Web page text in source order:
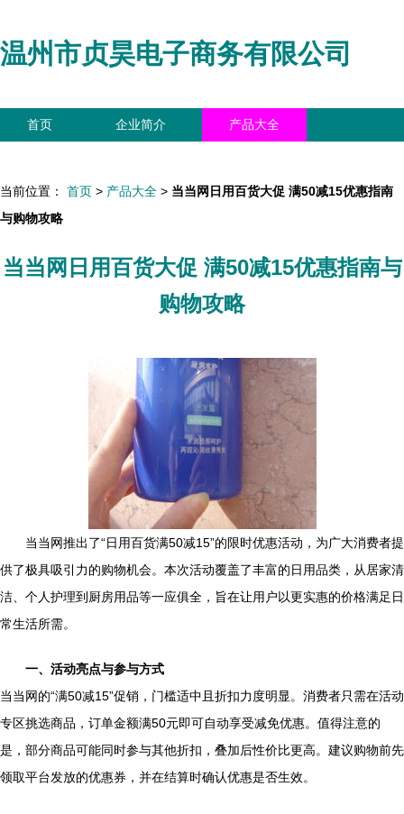
温州市贞昊电子商务有限公司
首页 企业简介 产品大全
当前位置： 首页 > 产品大全 > 当当网日用百货大促 满50减15优惠指南
与购物攻略
当当网日用百货大促 满50减15优惠指南与
购物攻略
当当网推出了“日用百货满50减15”的限时优惠活动，为广大消费者提
供了极具吸引力的购物机会。本次活动覆盖了丰富的日用品类，从居家清
洁、个人护理到厨房用品等一应俱全，旨在让用户以更实惠的价格满足日
常生活所需。
一、活动亮点与参与方式
当当网的“满50减15”促销，门槛适中且折扣力度明显。消费者只需在活动
专区挑选商品，订单金额满50元即可自动享受减免优惠。值得注意的
是，部分商品可能同时参与其他折扣，叠加后性价比更高。建议购物前先
领取平台发放的优惠券，并在结算时确认优惠是否生效。